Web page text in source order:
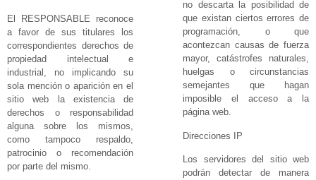
El RESPONSABLE reconoce
a favor de sus titulares los
correspondientes derechos de
propiedad intelectual e
industrial, no implicando su
sola mención o aparición en el
sitio web la existencia de
derechos o responsabilidad
alguna sobre los mismos,
como tampoco respaldo,
patrocinio o recomendación
por parte del mismo.
no descarta la posibilidad de
que existan ciertos errores de
programación, o que
acontezcan causas de fuerza
mayor, catástrofes naturales,
huelgas o circunstancias
semejantes que hagan
imposible el acceso a la
página web.
Direcciones IP
Los servidores del sitio web
podrán detectar de manera